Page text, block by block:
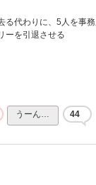
る代わりに、5人を事
ーを引退させる
うーん… 44